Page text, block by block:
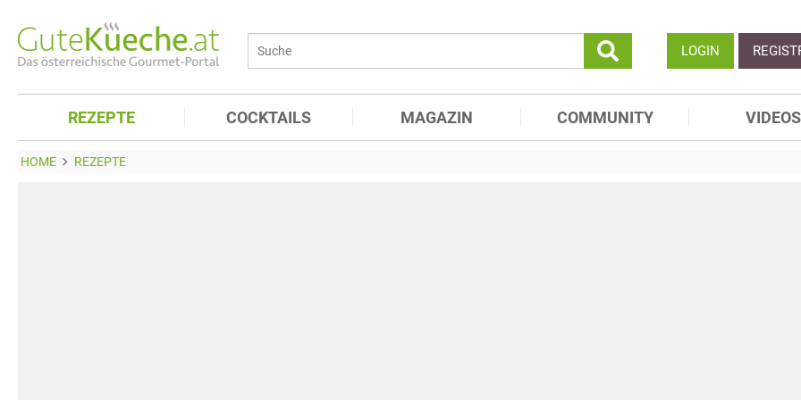
LOGIN
REZEPTE COCKTAILS MAGAZIN COMMUNITY VIDEOS
HOME REZEPTE